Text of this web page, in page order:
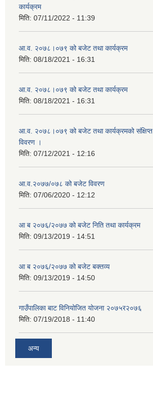
कार्यक्रम
मिति: 07/11/2022 - 11:39
आ.व. २०७८।०७९ को बजेट तथा कार्यक्रम
मिति: 08/18/2021 - 16:31
आ.व. २०७८।०७९ को बजेट तथा कार्यक्रम
मिति: 08/18/2021 - 16:31
आ.व. २०७८।०७९ को बजेट तथा कार्यक्रमको संक्षिप्त
विवरण ।
मिति: 07/12/2021 - 12:16
आ.व.२०७७/०७८ को बजेट विवरण
मिति: 07/06/2020 - 12:12
आ ब २०७६/२०७७ को बजेट निति तथा कार्यक्रम
मिति: 09/13/2019 - 14:51
आ ब २०७६/२०७७ को बजेट बक्तव्य
मिति: 09/13/2019 - 14:50
गाउँपालिका बाट विनियोजित योजना २०७५र२०७६
मिति: 07/19/2018 - 11:40
अन्य